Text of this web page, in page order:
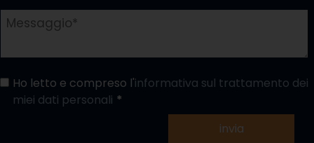
Ho letto e compreso l'informativa sul trattamento dei
miei dati personali
invia